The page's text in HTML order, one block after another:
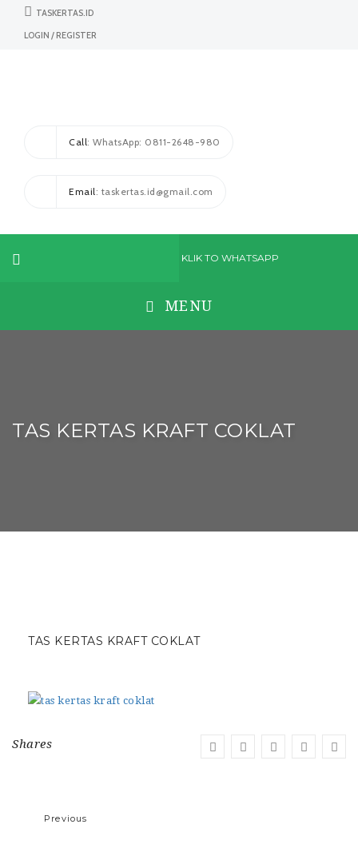
TASKERTAS.ID
LOGIN / REGISTER
Call: WhatsApp: 0811-2648-980
Email : taskertas.id@gmail.com
KLIK TO WHATSAPP
MENU
TAS KERTAS KRAFT COKLAT
TAS KERTAS KRAFT COKLAT
Shares
Previous